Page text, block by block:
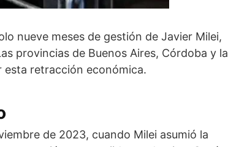
nueve meses de gestión de Javier Milei,
provincias de Buenos Aires, Córdoba y la
esta retracción económica.
de 2023, cuando Milei asumió la